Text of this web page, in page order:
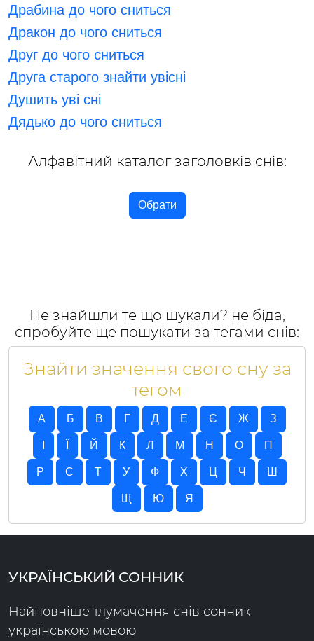
Драбина до чого сниться
Дракон до чого сниться
Друг до чого сниться
Друга старого знайти увісні
Душить уві сні
Дядько до чого сниться
Алфавітний каталог заголовків снів:
Обрати
Не знайшли те що шукали? не біда,
спробуйте ще пошукати за тегами снів:
Знайти значення свого сну за
тегом
А Б В Г Д Е Є Ж З
Й К Л М Н О П
Р C T У Ф Х Ц Ч Ш
Щ Ю Я
УКРАЇНСЬКИЙ СОННИК
Найповніше тлумачення снів сонник
українською мовою